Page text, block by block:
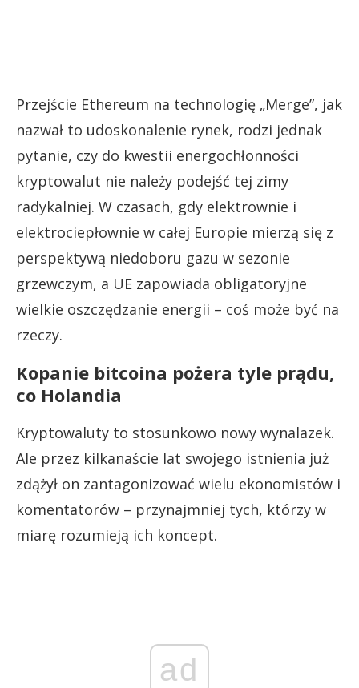
Przejście Ethereum na technologię „Merge”, jak
nazwał to udoskonalenie rynek, rodzi jednak
pytanie, czy do kwestii energochłonności
kryptowalut nie należy podejść tej zimy
radykalniej. W czasach, gdy elektrownie i
elektrociepłownie w całej Europie mierzą się z
perspektywą niedoboru gazu w sezonie
grzewczym, a UE zapowiada obligatoryjne
wielkie oszczędzanie energii – coś może być na
rzeczy.
Kopanie bitcoina pożera tyle prądu,
co Holandia
Kryptowaluty to stosunkowo nowy wynalazek.
Ale przez kilkanaście lat swojego istnienia już
zdążył on zantagonizować wielu ekonomistów i
komentatorów – przynajmniej tych, którzy w
miarę rozumieją ich koncept.
ad